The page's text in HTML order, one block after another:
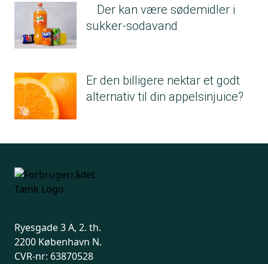
Der kan være sødemidler i
sukker-sodavand
Er den billigere nektar et godt
alternativ til din appelsinjuice?
Ryesgade 3 A, 2. th.
2200 København N.
CVR-nr: 63870528